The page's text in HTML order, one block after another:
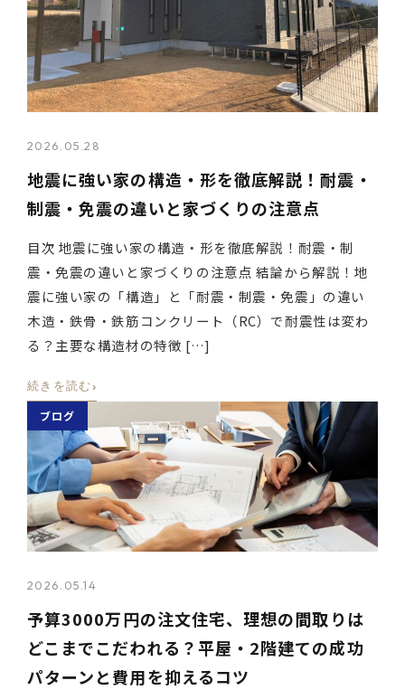
2026.05.28
地震に強い家の構造・形を徹底解説！耐震・
制震・免震の違いと家づくりの注意点
目次 地震に強い家の構造・形を徹底解説！耐震・制
震・免震の違いと家づくりの注意点 結論から解説！地
震に強い家の「構造」と「耐震・制震・免震」の違い
木造・鉄骨・鉄筋コンクリート（RC）で耐震性は変わ
る？主要な構造材の特徴 […]
続きを読む ›
ブログ
2026.05.14
予算3000万円の注文住宅、理想の間取りは
どこまでこだわれる？平屋・2階建ての成功
パターンと費用を抑えるコツ